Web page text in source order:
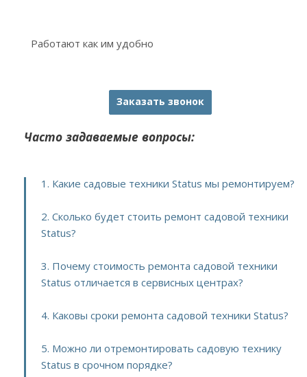
Работают как им удобно
Заказать звонок
Часто задаваемые вопросы:
1. Какие садовые техники Status мы ремонтируем?
2. Сколько будет стоить ремонт садовой техники
Status?
3. Почему стоимость ремонта садовой техники
Status отличается в сервисных центрах?
4. Каковы сроки ремонта садовой техники Status?
5. Можно ли отремонтировать садовую технику
Status в срочном порядке?